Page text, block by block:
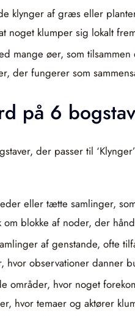
klynger af græs eller
noget klumper sig lokalt
mange øer, som
der fungerer som
på 6
der passer til
eller tætte samlinger,
blokke af noder, der
af genstande, ofte
hvor observationer danner
områder, hvor noget
hvor temaer og aktører